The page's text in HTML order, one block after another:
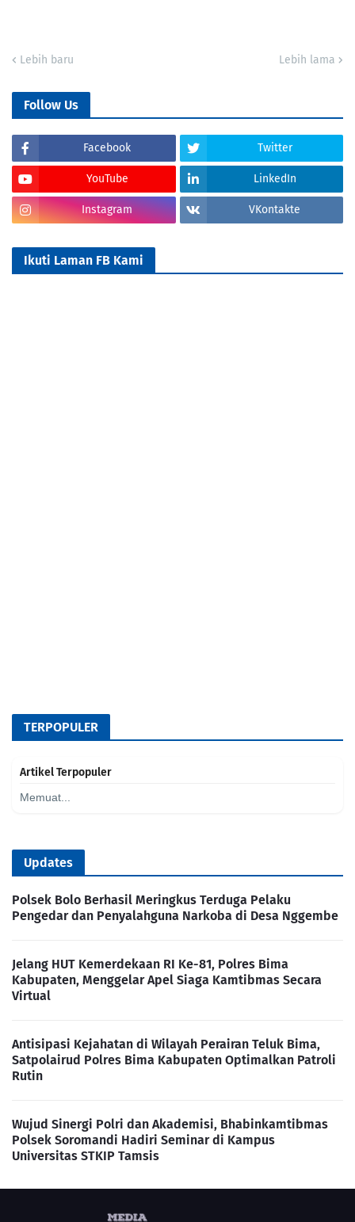
Lebih baru Lebih lama
Follow Us
Facebook Twitter
YouTube LinkedIn
Instagram VKontakte
Ikuti Laman FB Kami
TERPOPULER
Artikel Terpopuler
Memuat...
Updates
Polsek Bolo Berhasil Meringkus Terduga Pelaku
Pengedar dan Penyalahguna Narkoba di Desa Nggembe
Jelang HUT Kemerdekaan RI Ke-81, Polres Bima
Kabupaten, Menggelar Apel Siaga Kamtibmas Secara
Virtual
Antisipasi Kejahatan di Wilayah Perairan Teluk Bima,
Satpolairud Polres Bima Kabupaten Optimalkan Patroli
Rutin
Wujud Sinergi Polri dan Akademisi, Bhabinkamtibmas
Polsek Soromandi Hadiri Seminar di Kampus
Universitas STKIP Tamsis